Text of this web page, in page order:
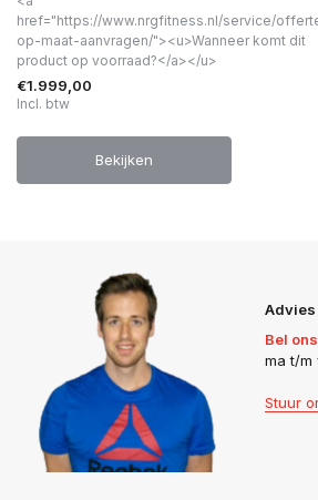
href="https://www.nrgfitness.nl/service/
op-maat-aanvragen/"><u>Wanneer komt dit
product op voorraad?</a></u>
€1.999,00
Incl. btw
Bekijken
Advies
Bel
ma t/m
Stuur